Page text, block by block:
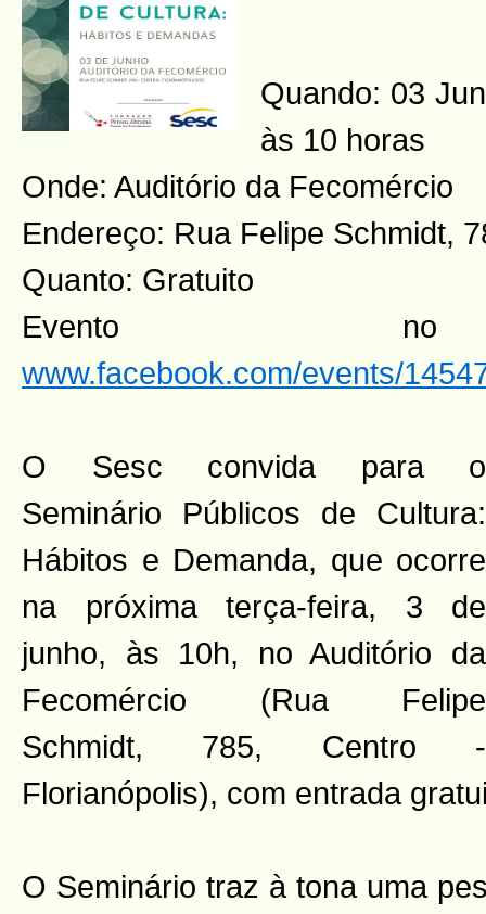
Quando: 03
às 10 horas
Onde: Auditório da Fecomércio
Endereço: Rua Felipe Schmidt,
Quanto: Gratuito
Evento
www.facebook.com/events/
O Sesc convida para o
Seminário Públicos de Cultura:
Hábitos e Demanda, que ocorre
na próxima terça-feira, 3 de
junho, às 10h, no Auditório da
Fecomércio (Rua Felipe
Schmidt, 785, Centro -
Florianópolis), com entrada
O Seminário traz à tona uma